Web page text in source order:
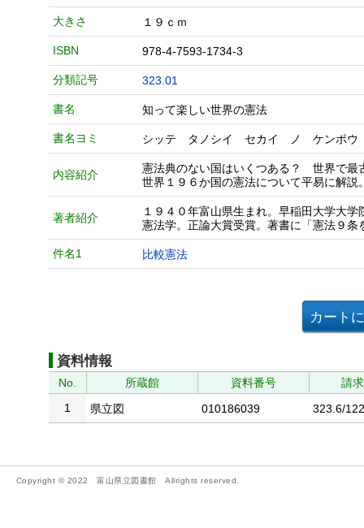
大きさ １９ｃｍ
ISBN 978-4-7593-1734-3
分類記号 323.01
書名 知って楽しい世界の憲法
書名ヨミ シッテ タノシイ セカイ ノ ケンポウ
内容紹介
憲法典のない国はいくつある？ 世界で
世界１９６か国の憲法について平易に解
著者紹介
１９４０年富山県生まれ。早稲田大学大
憲法学。正論大賞受賞。著書に「憲法９条
件名1 比較憲法
資料情報
No. 所蔵館 資料番号
請
1
県立図 010186039 323.6/
Copyright © 2022 富山県立図書館 Allrights reserved.